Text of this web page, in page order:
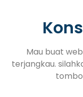
Mau buat
terjangkau.